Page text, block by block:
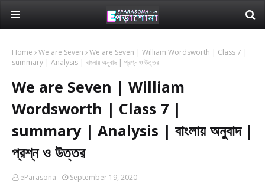
Home We are Seven
We are Seven | William Wordsworth | Class 7 |
summary | Analysis | বাংলায় অনুবাদ | প্রশ্ন ও উত্তর
We are Seven | William
Wordsworth | Class 7 |
summary | Analysis | বাংলায় অনুবাদ |
প্রশ্ন ও উত্তর
eParasona September 19, 2020